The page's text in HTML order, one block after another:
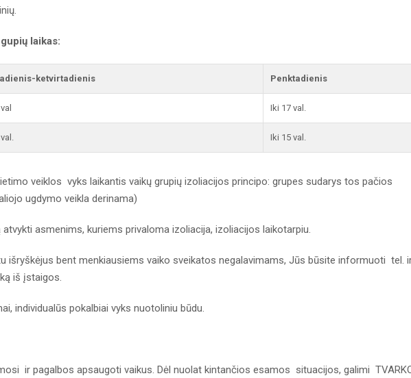
laikas:
ketvirtadienis Penktadienis
Iki 17 val.
Iki 15 val.
veiklos vyks laikantis vaikų grupių izoliacijos principo: grupes sudarys tos pačios
ugdymo veikla derinama)
atvykti asmenims, kuriems privaloma izoliacija, izoliacijos laikotarpiu.
išryškėjus bent menkiausiems vaiko sveikatos negalavimams, Jūs būsite informuoti tel.
iš įstaigos.
individualūs pokalbiai vyks nuotoliniu būdu.
ir pagalbos apsaugoti vaikus. Dėl nuolat kintančios esamos situacijos, galimi